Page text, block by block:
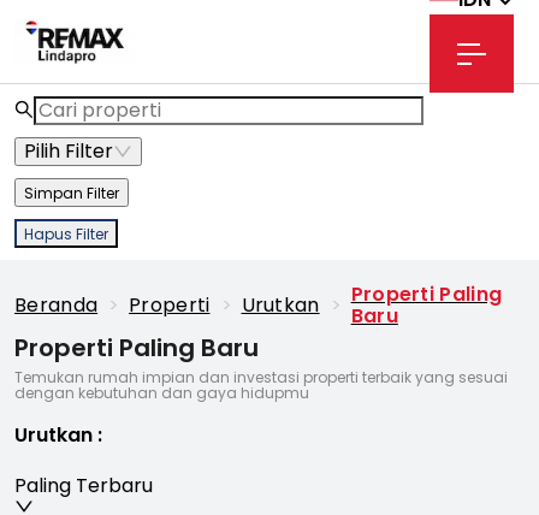
Pilih Filter
Simpan Filter
Hapus Filter
Beranda > Properti > Urutkan > Properti Paling
Baru
Properti Paling Baru
Temukan rumah impian dan investasi properti terbaik yang sesuai
dengan kebutuhan dan gaya hidupmu
Urutkan :
Paling Terbaru